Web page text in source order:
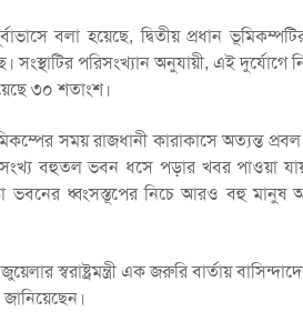
বলা হয়েছে, দ্বিতীয় প্রধান
সংস্থাটির পরিসংখ্যান অনুযায়ী, এই
৩০ শতাংশ।
সময় রাজধানী কারাকাসে অত্যন্ত
বহুতল ভবন ধসে পড়ার খবর পাওয়া
ভবনের ধ্বংসস্তূপের নিচে আরও বহু
স্বরাষ্ট্রমন্ত্রী এক জরুরি বার্তায়